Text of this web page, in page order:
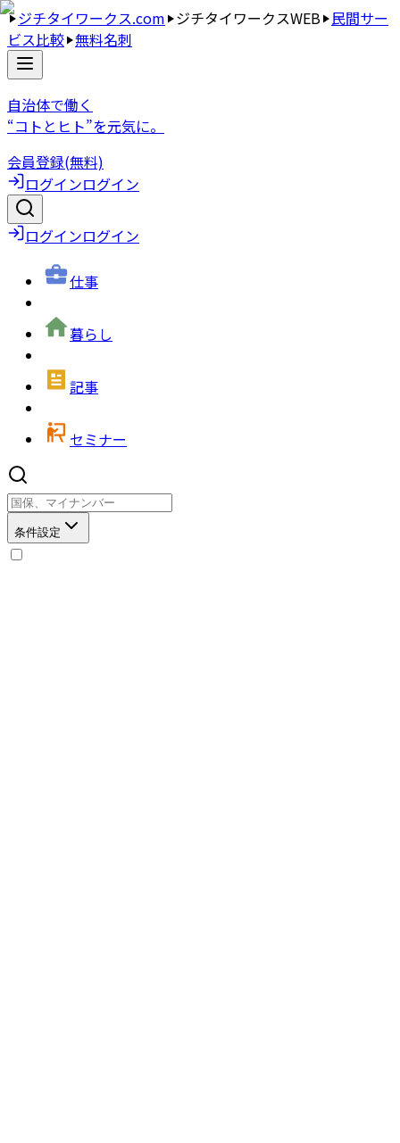
ジチタイワークス.com ジチタイワークスWEB 民間サー
ビス比較 無料名刺
自治体で働く
“コトとヒト”を元気に。
会員登録(無料)
ログインログイン
ログインログイン
仕事
暮らし
記事
セミナー
条件設定